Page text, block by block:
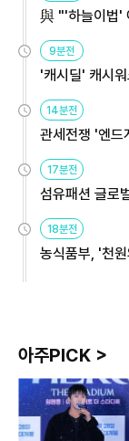
與 "'하늘이법'
9분전
'캐시딜' 캐시
14분전
관세전쟁 '엔드
용해야
17분전
섬유패션 글로
원
18분전
농식품부, '천
아주PICK >